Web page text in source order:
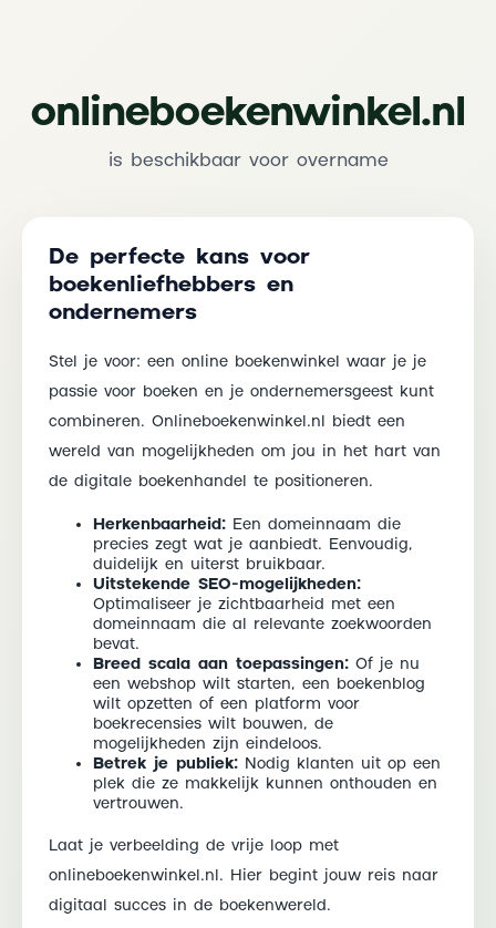
onlineboekenwinkel.nl
is beschikbaar voor overname
De perfecte kans voor
boekenliefhebbers en
ondernemers
Stel je voor: een online boekenwinkel waar je je
passie voor boeken en je ondernemersgeest kunt
combineren. Onlineboekenwinkel.nl biedt een
wereld van mogelijkheden om jou in het hart van
de digitale boekenhandel te positioneren.
Herkenbaarheid: Een domeinnaam die
precies zegt wat je aanbiedt. Eenvoudig,
duidelijk en uiterst bruikbaar.
Uitstekende SEO-mogelijkheden:
Optimaliseer je zichtbaarheid met een
domeinnaam die al relevante zoekwoorden
bevat.
Breed scala aan toepassingen: Of je nu
een webshop wilt starten, een boekenblog
wilt opzetten of een platform voor
boekrecensies wilt bouwen, de
mogelijkheden zijn eindeloos.
Betrek je publiek: Nodig klanten uit op een
plek die ze makkelijk kunnen onthouden en
vertrouwen.
Laat je verbeelding de vrije loop met
onlineboekenwinkel.nl. Hier begint jouw reis naar
digitaal succes in de boekenwereld.